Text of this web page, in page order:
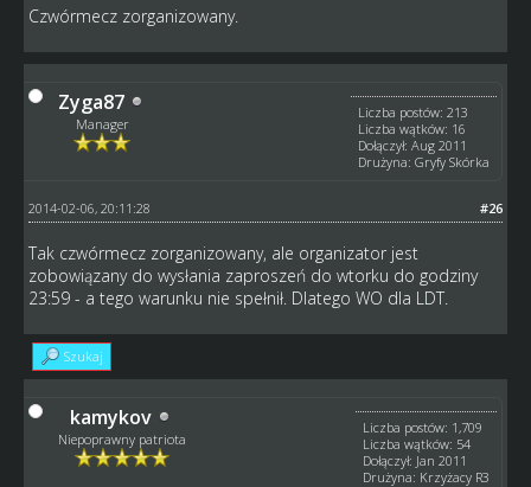
Czwórmecz zorganizowany.
Zyga87
Manager
Liczba postów: 213
Liczba wątków: 16
Dołączył: Aug 2011
Drużyna: Gryfy Skórka
#26
2014-02-06, 20:11:28
Tak czwórmecz zorganizowany, ale organizator jest
zobowiązany do wysłania zaproszeń do wtorku do godziny
23:59 - a tego warunku nie spełnił. Dlatego WO dla LDT.
Szukaj
kamykov
Niepoprawny patriota
Liczba postów: 1,709
Liczba wątków: 54
Dołączył: Jan 2011
Drużyna: Krzyżacy R3